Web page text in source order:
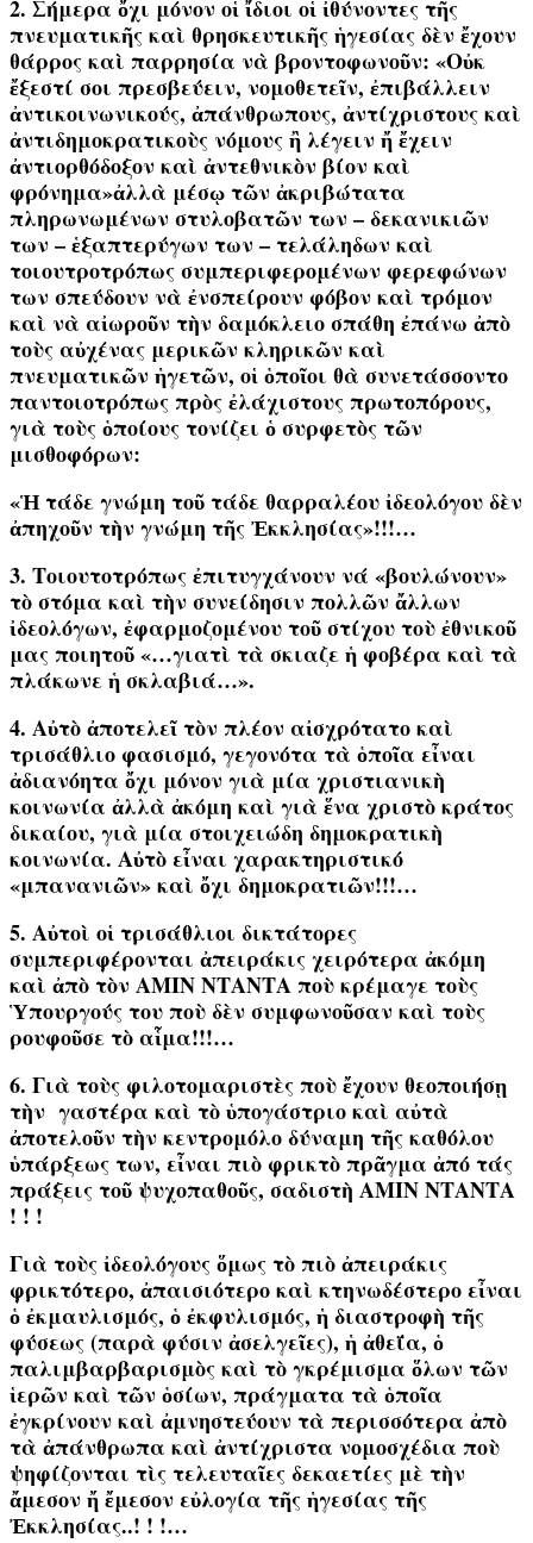
2. Σήμερα ὄχι μόνον οἱ ἴδιοι οἱ ἰθύνοντες τῆς
πνευματικῆς καὶ θρησκευτικῆς ἡγεσίας δὲν ἔχουν
θάρρος καὶ παρρησία νὰ βροντοφωνοῦν: «Οὐκ
ἔξεστί σοι πρεσβεύειν, νομοθετεῖν, ἐπιβάλλειν
ἀντικοινωνικούς, ἀπάνθρωπους, ἀντίχριστους καὶ
ἀντιδημοκρατικοὺς νόμους ἢ λέγειν ἤ ἔχειν
ἀντιορθόδοξον καὶ ἀντεθνικὸν βίον καὶ
φρόνημα»ἀλλὰ μέσῳ τῶν ἀκριβώτατα
πληρωνωμένων στυλοβατῶν των – δεκανικιῶν
των – ἑξαπτερύγων των – τελάληδων καὶ
τοιουτροτρόπως συμπεριφερομένων φερεφώνων
των σπεύδουν νὰ ἐνσπείρουν φόβον καὶ τρόμον
καὶ νὰ αἰωροῦν τὴν δαμόκλειο σπάθη ἐπάνω ἀπὸ
τοὺς αὐχένας μερικῶν κληρικῶν καὶ
πνευματικῶν ἡγετῶν, οἱ ὁποῖοι θὰ συνετάσσοντο
παντοιοτρόπως πρὸς ἐλάχιστους πρωτοπόρους,
γιὰ τοὺς ὁποίους τονίζει ὁ συρφετὸς τῶν
μισθοφόρων:
«Ἡ τάδε γνώμη τοῦ τάδε θαρραλέου ἰδεολόγου δὲν
ἀπηχοῦν τὴν γνώμη τῆς Ἐκκλησίας»!!!…
3. Τοιουτοτρόπως ἐπιτυγχάνουν νά «βουλώνουν»
τὸ στόμα καὶ τὴν συνείδησιν πολλῶν ἄλλων
ἰδεολόγων, ἐφαρμοζομένου τοῦ στίχου τοὺ ἐθνικοῦ
μας ποιητοῦ«…γιατὶ τὰ σκιαζε ἡ φοβέρα καὶ τὰ
πλάκωνε ἡ σκλαβιά…».
4. Αὐτὸ ἀποτελεῖ τὸν πλέον αἰσχρότατο καὶ
τρισάθλιο φασισμό, γεγονότα τὰ ὁποῖα εἶναι
ἀδιανόητα ὄχι μόνον γιὰ μία χριστιανικὴ
κοινωνία ἀλλὰ ἀκόμη καὶ γιὰ ἕνα χριστὸ κράτος
δικαίου, γιὰ μία στοιχειώδη δημοκρατικὴ
κοινωνία. Αὐτὸ εἶναι χαρακτηριστικό
«μπανανιῶν» καὶ ὄχι δημοκρατιῶν!!!…
5. Αὐτοὶ οἱ τρισάθλιοι δικτάτορες
συμπεριφέρονται ἀπειράκις χειρότερα ἀκόμη
καὶ ἀπὸ τὸν ΑΜΙΝ ΝΤΑΝΤΑ ποὺ κρέμαγε τοὺς
Ὑπουργούς του ποὺ δὲν συμφωνοῦσαν καὶ τοὺς
ρουφοῦσε τὸ αἷμα!!!…
6. Γιὰ τοὺς φιλοτομαριστὲς ποὺ ἔχουν θεοποιήσῃ
τὴν γαστέρα καὶ τὸ ὑπογάστριο καὶ αὐτὰ
ἀποτελοῦν τὴν κεντρομόλο δύναμη τῆς καθόλου
ὑπάρξεως των, εἶναι πιὸ φρικτὸ πρᾶγμα ἀπό τάς
πράξεις τοῦ ψυχοπαθοῦς, σαδιστὴ ΑΜΙΝ ΝΤΑΝΤΑ
! ! !
Γιὰ τοὺς ἰδεολόγους ὅμως τὸ πιὸ ἀπειράκις
φρικτότερο, ἀπαισιότερο καὶ κτηνωδέστερο εἶναι
ὁ ἐκμαυλισμός, ὁ ἐκφυλισμός, ἡ διαστροφὴ τῆς
φύσεως (παρὰ φύσιν ἀσελγεῖες), ἡ ἀθεΐα, ὁ
παλιμβαρβαρισμὸς καὶ τὸ γκρέμισμα ὅλων τῶν
ἱερῶν καὶ τῶν ὁσίων, πράγματα τὰ ὁποῖα
ἐγκρίνουν καὶ ἀμνηστεύουν τὰ περισσότερα ἀπὸ
τὰ ἀπάνθρωπα καὶ ἀντίχριστα νομοσχέδια ποὺ
ψηφίζονται τὶς τελευταῖες δεκαετίες μὲ τὴν
ἄμεσον ἤ ἔμεσον εὐλογία τῆς ἡγεσίας τῆς
Ἐκκλησίας..! ! !…